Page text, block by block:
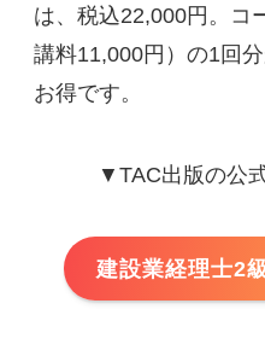
は、税込22,000円。コ
講料11,000円）の1回
お得です。
▼TAC出版の公
建設業経理士2